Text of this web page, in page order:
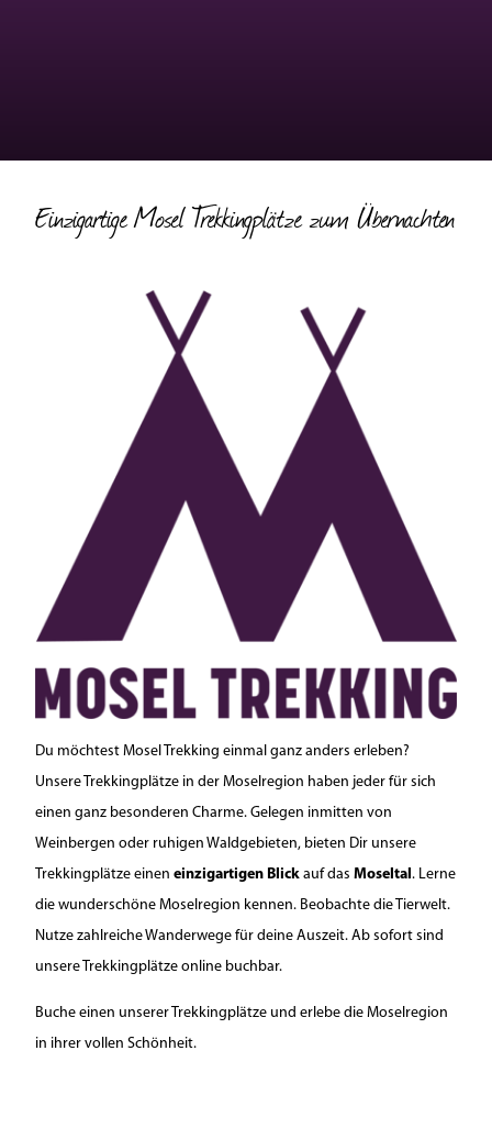
Einzigartige Mosel Trekkingplätze zum Übernachten
Du möchtest Mosel Trekking einmal ganz anders erleben?
Unsere Trekkingplätze in der Moselregion haben jeder für sich
einen ganz besonderen Charme. Gelegen inmitten von
Weinbergen oder ruhigen Waldgebieten, bieten Dir unsere
Trekkingplätze einen einzigartigen Blick auf das Moseltal . Lerne
die wunderschöne Moselregion kennen. Beobachte die Tierwelt.
Nutze zahlreiche Wanderwege für deine Auszeit. Ab sofort sind
unsere Trekkingplätze online buchbar.
Buche einen unserer Trekkingplätze und erlebe die Moselregion
in ihrer vollen Schönheit.